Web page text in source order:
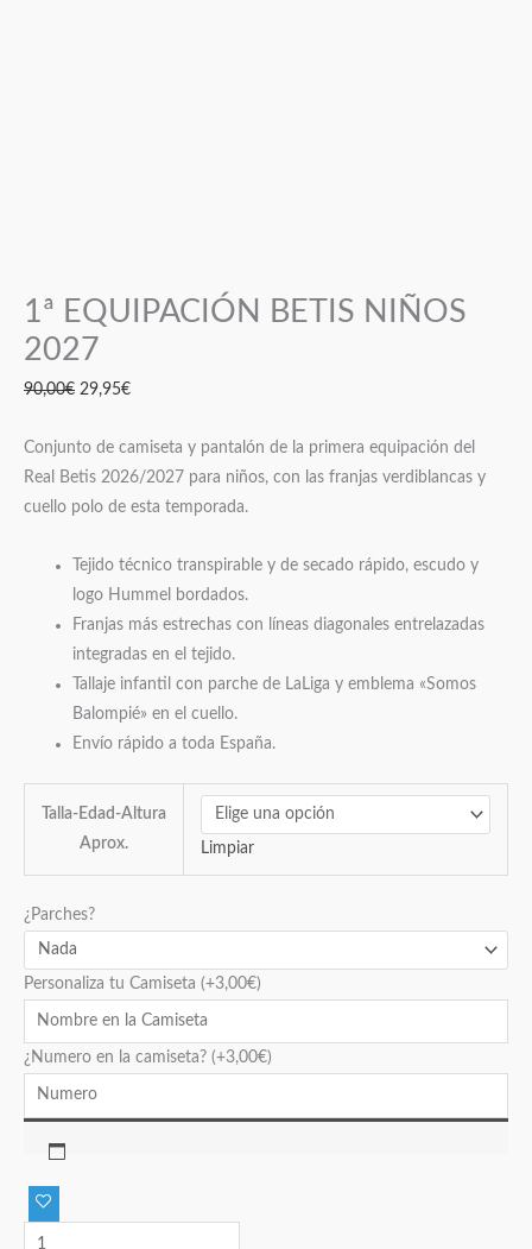
1ª EQUIPACIÓN BETIS NIÑOS
2027
90,00€ 29,95€
Conjunto de camiseta y pantalón de la primera equipación del
Real Betis 2026/2027 para niños, con las franjas verdiblancas y
cuello polo de esta temporada.
Tejido técnico transpirable y de secado rápido, escudo y
logo Hummel bordados.
Franjas más estrechas con líneas diagonales entrelazadas
integradas en el tejido.
Tallaje infantil con parche de LaLiga y emblema «Somos
Balompié» en el cuello.
Envío rápido a toda España.
Talla-Edad-Altura
Aprox.
Limpiar
¿Parches?
Personaliza tu Camiseta (+3,00€)
¿Numero en la camiseta? (+3,00€)